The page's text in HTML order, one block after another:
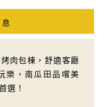
肉包棟，舒適客廳
樂，南瓜田品嚐美
選！